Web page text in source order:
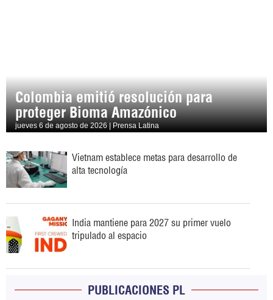
Colombia emitió resolución para
proteger Bioma Amazónico
jueves 6 de agosto de 2026 | Prensa Latina
Vietnam establece metas para desarrollo de
alta tecnología
India mantiene para 2027 su primer vuelo
tripulado al espacio
PUBLICACIONES PL